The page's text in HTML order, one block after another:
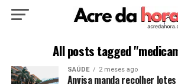
HOME POLÍTICA CULTURA
EDUCAÇÃO NOTÍCIA MUNDO
All posts tagged
SAÚDE 2 meses ago
Anvisa manda recolher